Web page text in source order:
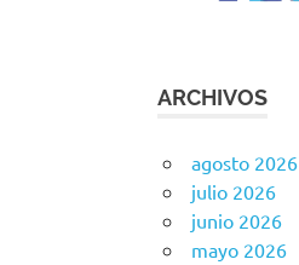
ARCHIVOS
agosto 2026
julio 2026
junio 2026
mayo 2026